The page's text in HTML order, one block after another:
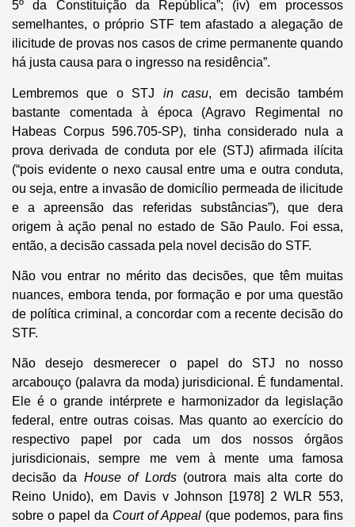
5º da Constituição da República”; (iv) em processos
semelhantes, o próprio STF tem afastado a alegação de
ilicitude de provas nos casos de crime permanente quando
há justa causa para o ingresso na residência”.
Lembremos que o STJ in casu, em decisão também
bastante comentada à época (Agravo Regimental no
Habeas Corpus 596.705-SP), tinha considerado nula a
prova derivada de conduta por ele (STJ) afirmada ilícita
(“pois evidente o nexo causal entre uma e outra conduta,
ou seja, entre a invasão de domicílio permeada de ilicitude
e a apreensão das referidas substâncias”), que dera
origem à ação penal no estado de São Paulo. Foi essa,
então, a decisão cassada pela novel decisão do STF.
Não vou entrar no mérito das decisões, que têm muitas
nuances, embora tenda, por formação e por uma questão
de política criminal, a concordar com a recente decisão do
STF.
Não desejo desmerecer o papel do STJ no nosso
arcabouço (palavra da moda) jurisdicional. É fundamental.
Ele é o grande intérprete e harmonizador da legislação
federal, entre outras coisas. Mas quanto ao exercício do
respectivo papel por cada um dos nossos órgãos
jurisdicionais, sempre me vem à mente uma famosa
decisão da House of Lords(outrora mais alta corte do
Reino Unido), em Davis v Johnson [1978] 2 WLR 553,
sobre o papel da Court of Appeal (que podemos, para fins